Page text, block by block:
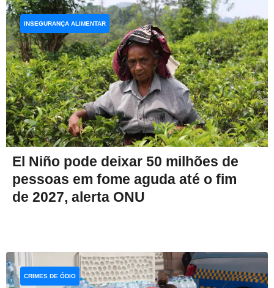
El Niño pode deixar 50 milhões de
pessoas em fome aguda até o fim
de 2027, alerta ONU
INSEGURANÇA ALIMENTAR
CRIMES DE ÓDIO